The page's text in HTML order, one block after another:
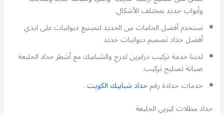
وأبواب حديد بمختلف الأشكال.
نستخدم أفضل الخامات من الحديد لتصنيع ديوانيات على ايدي
أفضل حداد تصميم ديوانيات حديد
لدينا خدمة تركيب درابزين لدرج والشبابيك مع أشطر حداد الجليعة
صيانة تصليح تركيب.
خدمات حدادة رقمحداد شبابيك الكويت.
حداد مظلات كيربي الجليعة